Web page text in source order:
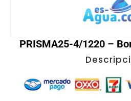
PRISMA25-4/1220 –